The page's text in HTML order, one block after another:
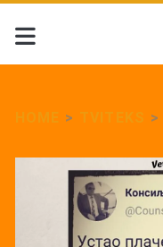
> >